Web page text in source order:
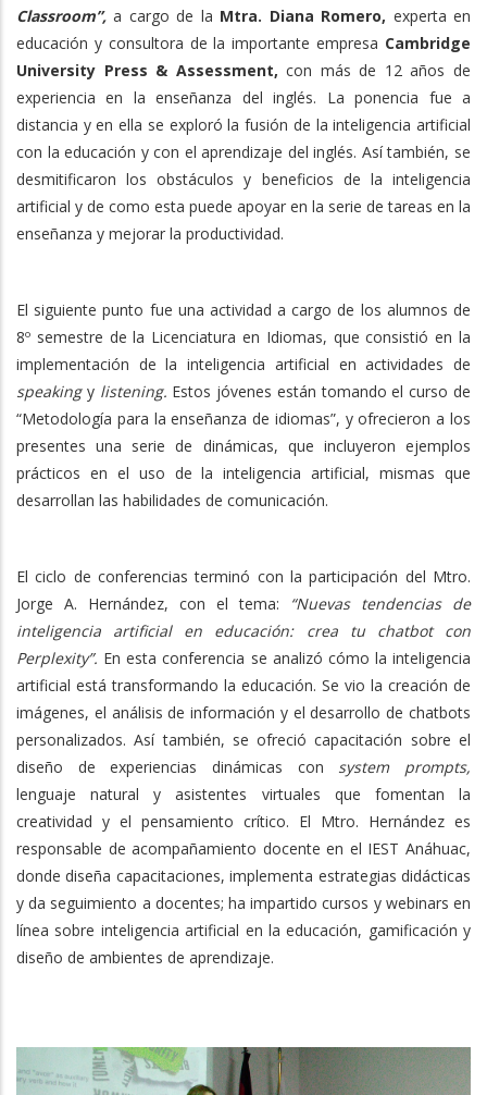
Classroom”,a cargo de la Mtra. Diana Romero, experta en
educación y consultora de la importante empresa Cambridge
University Press & Assessment,con más de 12 años de
experiencia en la enseñanza del inglés. La ponencia fue a
distancia y en ella se exploró la fusión de la inteligencia artificial
con la educación y con el aprendizaje del inglés. Así también, se
desmitificaron los obstáculos y beneficios de la inteligencia
artificial y de como esta puede apoyar en la serie de tareas en la
enseñanza y mejorar la productividad.
El siguiente punto fue una actividad a cargo de los alumnos de
8º semestre de la Licenciatura en Idiomas, que consistió en la
implementación de la inteligencia artificial en actividades de
speaking y listening. Estos jóvenes están tomando el curso de
“Metodología para la enseñanza de idiomas”, y ofrecieron a los
presentes una serie de dinámicas, que incluyeron ejemplos
prácticos en el uso de la inteligencia artificial, mismas que
desarrollan las habilidades de comunicación.
El ciclo de conferencias terminó con la participación del Mtro.
Jorge A. Hernández, con el tema:
“Nuevas tendencias de
inteligencia artificial en educación: crea tu chatbot con
Perplexity”. En esta conferencia se analizó cómo la inteligencia
artificial está transformando la educación. Se vio la creación de
imágenes, el análisis de información y el desarrollo de chatbots
personalizados. Así también, se ofreció capacitación sobre el
diseño de experiencias dinámicas con system prompts,
lenguaje natural y asistentes virtuales que fomentan la
creatividad y el pensamiento crítico. El Mtro. Hernández es
responsable de acompañamiento docente en el IEST Anáhuac,
donde diseña capacitaciones, implementa estrategias didácticas
y da seguimiento a docentes; ha impartido cursos y webinars en
línea sobre inteligencia artificial en la educación, gamificación y
diseño de ambientes de aprendizaje.